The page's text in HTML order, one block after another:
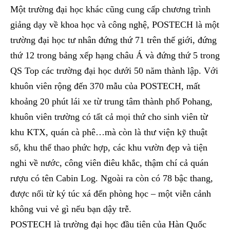
Một trường đại học khác cũng cung cấp chương trình
giảng dạy về khoa học và công nghệ, POSTECH là một
trường đại học tư nhân đứng thứ 71 trên thế giới, đứng
thứ 12 trong bảng xếp hạng châu Á và đứng thứ 5 trong
QS Top các trường đại học dưới 50 năm thành lập. Với
khuôn viên rộng đến 370 mẫu của POSTECH, mất
khoảng 20 phút lái xe từ trung tâm thành phố Pohang,
khuôn viên trường có tất cả mọi thứ cho sinh viên từ
khu KTX, quán cà phê…mà còn là thư viện kỹ thuật
số, khu thể thao phức hợp, các khu vườn đẹp và tiện
nghi về nước, công viên điêu khắc, thậm chí cả quán
rượu có tên Cabin Log. Ngoài ra còn có 78 bậc thang,
được nối từ ký túc xá đến phòng học – một viễn cảnh
không vui vẻ gì nếu bạn dậy trễ.
POSTECH là trường đại học đầu tiên của Hàn Quốc